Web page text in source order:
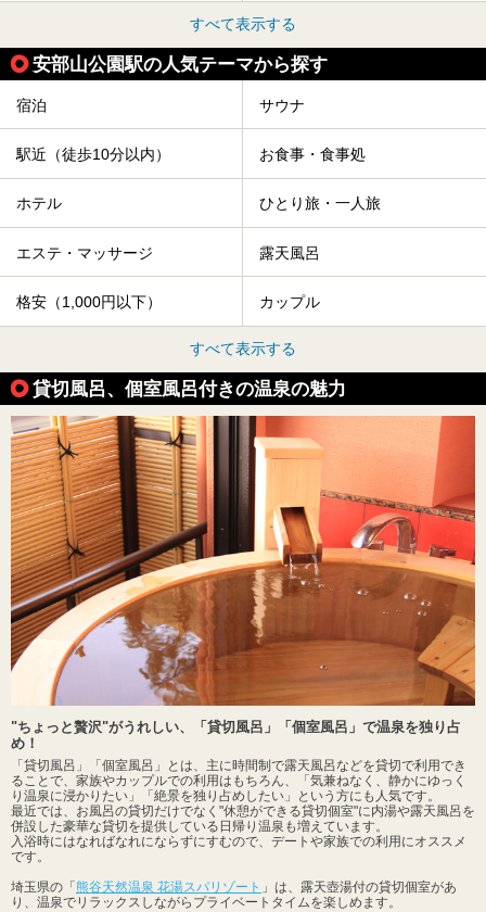
すべて表示する
安部山公園駅の人気テーマから探す
宿泊 サウナ
駅近（徒歩10分以内） お食事・食事処
ホテル ひとり旅・一人旅
エステ・マッサージ 露天風呂
格安（1,000円以下） カップル
すべて表示する
貸切風呂、個室風呂付きの温泉の魅力
"ちょっと贅沢"がうれしい、「貸切風呂」「個室風呂」で温泉を独り占
め！
「貸切風呂」「個室風呂」とは、主に時間制で露天風呂などを貸切で利用でき
ることで、家族やカップルでの利用はもちろん、「気兼ねなく、静かにゆっく
り温泉に浸かりたい」「絶景を独り占めしたい」という方にも人気です。
最近では、お風呂の貸切だけでなく"休憩ができる貸切個室"に内湯や露天風呂を
併設した豪華な貸切を提供している日帰り温泉も増えています。
入浴時にはなればなれにならずにすむので、デートや家族での利用にオススメ
です。
埼玉県の「 熊谷天然温泉 花湯スパリゾート 」は、露天壺湯付の貸切個室があ
り、温泉でリラックスしながらプライベートタイムを楽しめます。